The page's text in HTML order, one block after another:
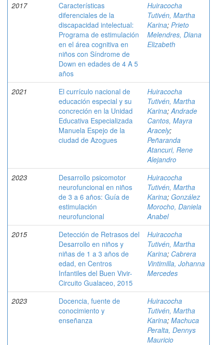
2017
Características
diferenciales de la
discapacidad intelectual:
Programa de estimulación
en el área cognitiva en
niños con Síndrome de
Down en edades de 4 A 5
años
Huiracocha
Tutivén, Martha
Karina; Prieto
Melendres, Diana
Elizabeth
2021
El currículo nacional de
educación especial y su
concreción en la Unidad
Educativa Especializada
Manuela Espejo de la
ciudad de Azogues
Huiracocha
Tutivén, Martha
Karina;Andrade
Cantos, Mayra
Aracely;
Peñaranda
Atancuri, Rene
Alejandro
2023
Desarrollo psicomotor
neurofuncional en niños
de 3 a 6 años: Guía de
estimulación
neurofuncional
Huiracocha
Tutivén, Martha
Karina; González
Morocho, Daniela
Anabel
2015
Detección de Retrasos del
Desarrollo en niños y
niñas de 1 a 3 años de
edad, en Centros
Infantiles del Buen Vivir-
Circuito Gualaceo, 2015
Huiracocha
Tutivén, Martha
Karina; Cabrera
Vintimilla, Johanna
Mercedes
2023
Docencia, fuente de
conocimiento y
enseñanza
Huiracocha
Tutivén, Martha
Karina; Machuca
Peralta, Dennys
Mauricio